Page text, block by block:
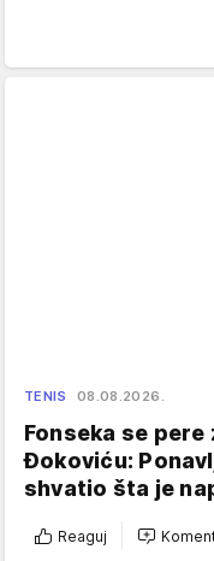
TENIS 08.08.2026.
Fonseka se pere
Đokoviću:
shvatio šta je
Reaguj